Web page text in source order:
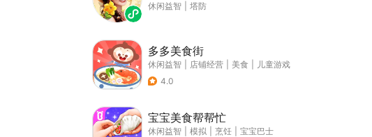
休闲益智 塔防
多多美食街
休闲益智 店铺经营 美食
儿童游戏
4.0
宝宝美食帮帮忙
休闲益智 模拟 烹饪
宝宝巴士